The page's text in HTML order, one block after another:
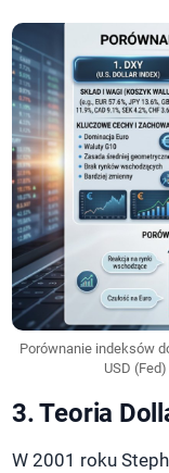
Porównanie indeksów
USD
3. Teoria
W 2001 roku